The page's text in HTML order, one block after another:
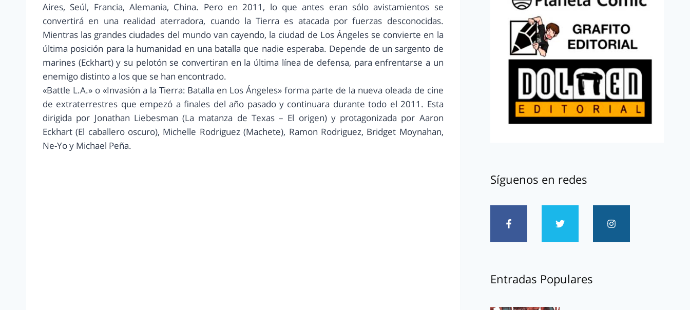
Aires, Seúl, Francia, Alemania, China. Pero en 2011, lo que antes eran sólo avistamientos se
convertirá en una realidad aterradora, cuando la Tierra es atacada por fuerzas desconocidas.
Mientras las grandes ciudades del mundo van cayendo, la ciudad de Los Ángeles se convierte en la
última posición para la humanidad en una batalla que nadie esperaba. Depende de un sargento de
marines (Eckhart) y su pelotón se convertiran en la última línea de defensa, para enfrentarse a un
enemigo distinto a los que se han encontrado.
«Battle L.A.» o «Invasión a la Tierra: Batalla en Los Ángeles» forma parte de la nueva oleada de cine
de extraterrestres que empezó a finales del año pasado y continuara durante todo el 2011. Esta
dirigida por Jonathan Liebesman (La matanza de Texas – El origen) y protagonizada por Aaron
Eckhart (El caballero oscuro), Michelle Rodriguez (Machete), Ramon Rodriguez, Bridget Moynahan,
Ne-Yo y Michael Peña.
Síguenos en redes
Entradas Populares